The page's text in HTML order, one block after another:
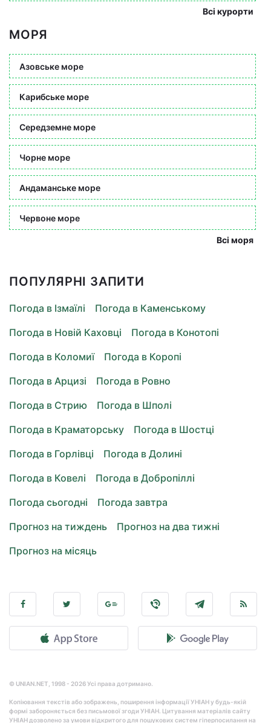
Всі курорти
МОРЯ
Азовське море
Карибське море
Середземне море
Чорне море
Андаманське море
Червоне море
Всі моря
ПОПУЛЯРНІ ЗАПИТИ
Погода в Ізмаїлі
Погода в Каменському
Погода в Новій Каховці
Погода в Конотопі
Погода в Коломиї
Погода в Коропі
Погода в Арцизі
Погода в Ровно
Погода в Стрию
Погода в Шполі
Погода в Краматорську
Погода в Шостці
Погода в Горлівці
Погода в Долині
Погода в Ковелі
Погода в Добропіллі
Погода сьогодні
Погода завтра
Прогноз на тиждень
Прогноз на два тижні
Прогноз на місяць
© UNIAN.NET, 1998 - 2026 Усі права дотримано.
Копіювання текстів або зображень, поширення інформації УНІАН у будь-якій
формі забороняється без письмової згоди УНІАН. Цитування матеріалів сайту
УНІАН дозволено за умови відкритого для пошукових систем гіперпосилання на